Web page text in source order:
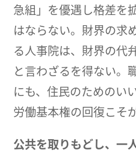
急組」を優遇し格差を
はならない。財界の求
る人事院は、財界の代
と言わざるを得ない。
にも、住民のためのい
労働基本権の回復こそ
公共を取りもどし、一